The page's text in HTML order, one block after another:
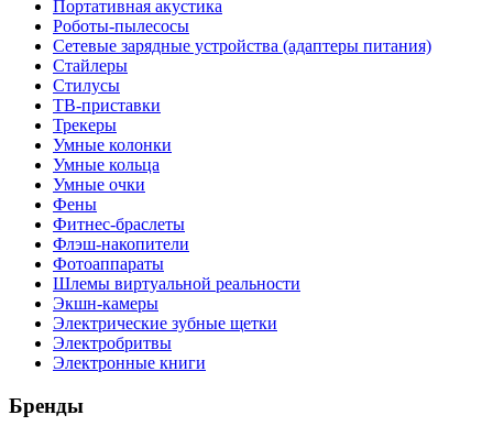
Портативная акустика
Роботы-пылесосы
Сетевые зарядные устройства (адаптеры питания)
Стайлеры
Стилусы
ТВ-приставки
Трекеры
Умные колонки
Умные кольца
Умные очки
Фены
Фитнес-браслеты
Флэш-накопители
Фотоаппараты
Шлемы виртуальной реальности
Экшн-камеры
Электрические зубные щетки
Электробритвы
Электронные книги
Бренды